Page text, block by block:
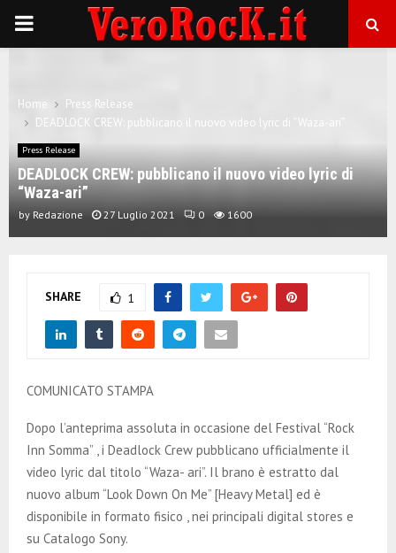
P
M
A
N
U
Home
Press Release
DEADLOCK CREW: pubblicano il nuovo video lyric di “Waza-ari”
Press Release
DEADLOCK CREW: pubblicano il nuovo video lyric di
“Waza-ari”
by Redazione 27 Luglio 2021 0 1600
SHARE 1
COMUNICATO STAMPA
Dopo l’anteprima assoluta in occasione del Festival “Rock
Inn Somma” , i Deadlock Crew pubblicano ufficialmente il
video lyric dal titolo “Waza- ari”. Il brano è estratto dal
nuovo album “Look Down On Me” [Heavy Metal] ed è
disponibile in formato fisico , nei principali digital stores e
su Catalogo Sony.